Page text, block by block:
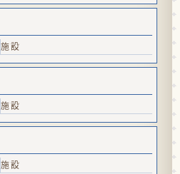
施設
施設
施設